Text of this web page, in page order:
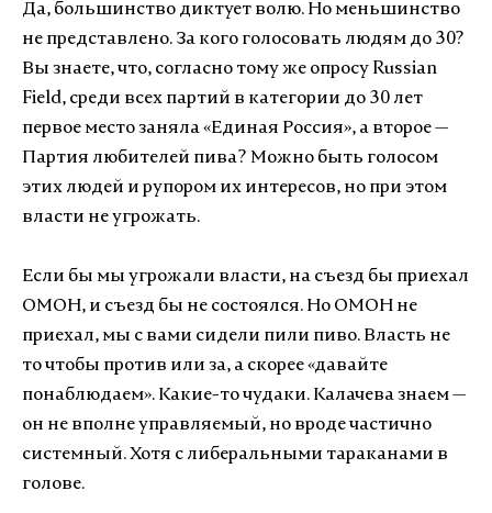
Да, большинство диктует волю. Но меньшинство
не представлено. За кого голосовать людям до 30?
Вы знаете, что, согласно тому же опросу Russian
Field, среди всех партий в категории до 30 лет
первое место заняла «Единая Россия», а второе —
Партия любителей пива? Можно быть голосом
этих людей и рупором их интересов, но при этом
власти не угрожать.
Если бы мы угрожали власти, на съезд бы приехал
ОМОН, и съезд бы не состоялся. Но ОМОН не
приехал, мы с вами сидели пили пиво. Власть не
то чтобы против или за, а скорее «давайте
понаблюдаем». Какие-то чудаки. Калачева знаем —
он не вполне управляемый, но вроде частично
системный. Хотя с либеральными тараканами в
голове.